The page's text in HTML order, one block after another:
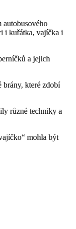
autobusového
i kuřátka, vajíčka i
a jejich
brány, které zdobí
různé techniky a
mohla být